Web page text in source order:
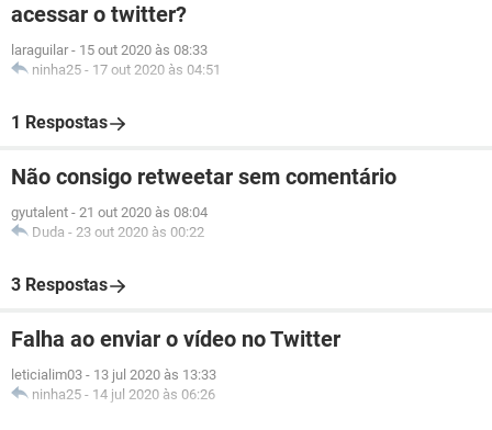
acessar o twitter?
laraguilar - 15 out 2020 às 08:33
ninha25 - 17 out 2020 às 04:51
1 Respostas
Não consigo retweetar sem comentário
gyutalent - 21 out 2020 às 08:04
Duda - 23 out 2020 às 00:22
3 Respostas
Falha ao enviar o vídeo no Twitter
leticialim03 - 13 jul 2020 às 13:33
ninha25 - 14 jul 2020 às 06:26